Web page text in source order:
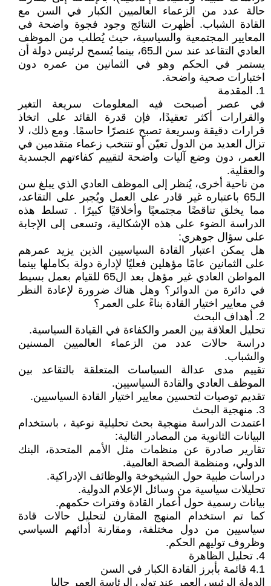
حالة عدد من الزعماء العالميين الكبار في السن مع
القادة الشباب. أظهرت النتائج وجود فجوة واضحة في
المعايير المجتمعية والسياسية، حيث يُطلب من الموظف
العادي التقاعد عند سن الـ65، بينما يُسمح لرئيس دولة أن
يستمر في الحكم وهو في الثمانين من عمره دون
اختبارات صحية واضحة.
1. المقدمة
في عصر أصبحت فيه المعلومات سريعة التغير
والقرارات أكثر تعقيدًا، فإن قدرة القائد على اتخاذ
قرارات دقيقة وسريعة تصبح عنصرًا حاسمًا. ومع ذلك، لا
تزال العديد من الدول تعيّن أو تنتخب زعماء متقدمين في
العمر، دون وضع آليات واضحة لتقييم كفاءتهم الجسدية
والعقلية.
من ناحية أخرى، يُنظر إلى الموظف العادي الذي يبلغ سن
الـ65 باعتباره غير قادر على العمل ويُجبر على التقاعد،
مما يخلق تناقضًا مجتمعيًا وأخلاقيًا كبيرًا . تسلط هذه
الدراسة الضوء على هذه الإشكالية، وتسعى إلى الإجابة
على سؤال جوهري:
هل يمكن اعتبار القادة السياسيين الذين يزيد عمرهم
على الثمانين عامًا مؤهلين فعليًا لإدارة دولة بكاملها بينما
المواطن العادي غير مؤهل بعد ال65 للقيام بعمل بسيط
في دائرة من الدوائر؟ وهل هناك ضرورة لإعادة النظر
في معايير اختيار القادة بناءً على العمر؟
2. أهداف البحث
تحليل العلاقة بين العمر والكفاءة في القيادة السياسية.
دراسة حالات عدد من الزعماء العالميين المسنين
والشباب.
تقييم مدى عدالة السياسات المتعلقة بالتقاعد بين
الموظف العادي والقادة السياسيين.
تقديم توصيات لتحسين معايير اختيار القادة السياسيين.
3. منهجية البحث
اعتمدت الدراسة منهجية بحث تحليلية نوعية ، باستخدام
البيانات الثانوية من المصادر التالية:
تقارير صادرة عن منظمات مثل الأمم المتحدة، البنك
الدولي، ومنظمة الصحة العالمية.
دراسات طبية حول الشيخوخة والوظائف الإدراكية.
تحليلات سياسية من وسائل الإعلام الدولية.
بيانات رسمية حول أعمار القادة وفترات حكمهم.
كما تم استخدام المنهج المقارن لتحليل حالات قادة
سياسيين من دول مختلفة، ومقارنة أدائهم السياسي
وظروف توليهم الحكم.
4. تحليل الظاهرة
4.1 قائمة بأبرز القادة الكبار في السن
الدولة الرئيس العمر عند تولي الرئاسة العمر حاليا